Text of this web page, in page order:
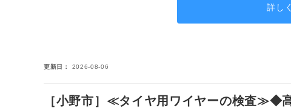
詳し
更新日 2026-08-06
［小野市］≪タイヤ用ワイヤーの検査≫◆